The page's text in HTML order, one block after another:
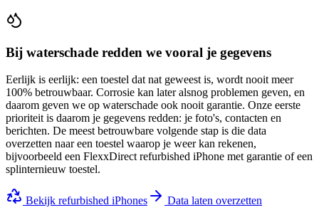
Bij waterschade redden we vooral je gegevens
Eerlijk is eerlijk: een toestel dat nat geweest is, wordt nooit meer
100% betrouwbaar. Corrosie kan later alsnog problemen geven, en
daarom geven we op waterschade ook nooit garantie. Onze eerste
prioriteit is daarom je gegevens redden: je foto's, contacten en
berichten. De meest betrouwbare volgende stap is die data
overzetten naar een toestel waarop je weer kan rekenen,
bijvoorbeeld een FlexxDirect refurbished iPhone met garantie of een
splinternieuw toestel.
Bekijk refurbished iPhones Data laten overzetten